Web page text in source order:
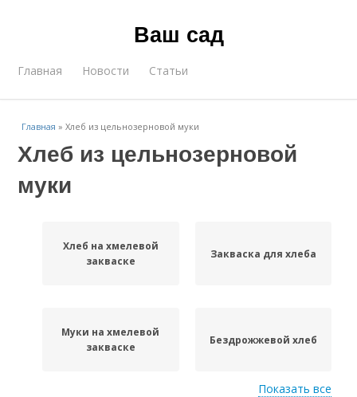
Ваш сад
Главная Новости Статьи
Главная »Хлеб из цельнозерновой муки
Хлеб из цельнозерновой
муки
Хлеб на хмелевой
закваске
Закваска для хлеба
Муки на хмелевой
закваске
Бездрожжевой хлеб
Показать все